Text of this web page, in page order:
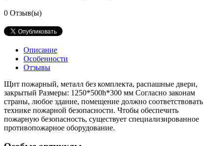
0 Отзыв(ы)
Описание
Особенности
Отзывы
Щит пожарный, металл без комплекта, распашные двери,
закрытый Размеры: 1250*500h*300 мм Согласно законам
страны, любое здание, помещение должно соответствовать
технике пожарной безопасности. Чтобы обеспечить
пожарную безопасность, существует специализированное
противопожарное оборудование.